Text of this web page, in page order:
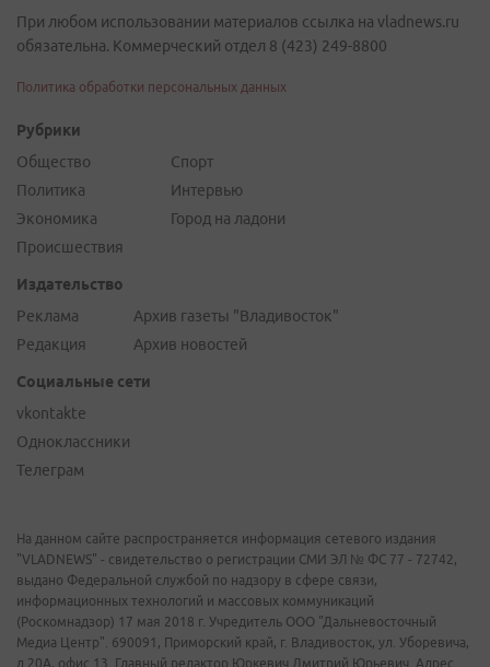
При любом использовании материалов ссылка на vladnews.ru
обязательна. Коммерческий отдел 8 (423) 249-8800
Политика обработки персональных данных
Рубрики
Общество
Политика
Экономика
Происшествия
Спорт
Интервью
Город на ладони
Издательство
Реклама
Редакция
Архив газеты "Владивосток"
Архив новостей
Социальные сети
vkontakte
Одноклассники
Телеграм
На данном сайте распространяется информация сетевого издания
"VLADNEWS" - свидетельство о регистрации СМИ ЭЛ № ФС 77 - 72742,
выдано Федеральной службой по надзору в сфере связи,
информационных технологий и массовых коммуникаций
(Роскомнадзор) 17 мая 2018 г. Учредитель ООО "Дальневосточный
Медиа Центр". 690091, Приморский край, г. Владивосток, ул. Уборевича,
д.20А, офис 13. Главный редактор Юркевич Дмитрий Юрьевич. Адрес